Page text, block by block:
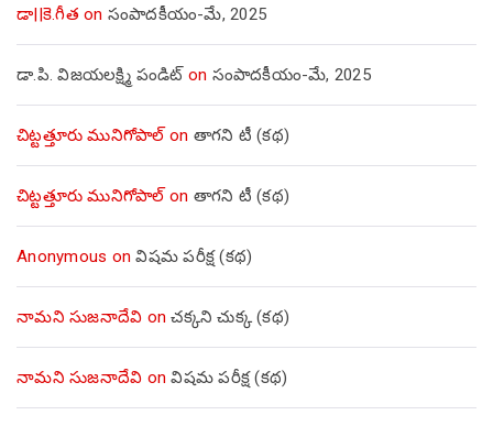
డా||కె.గీత on సంపాదకీయం-మే, 2025
డా.పి. విజయలక్ష్మి పండిట్ on సంపాదకీయం-మే, 2025
చిట్టత్తూరు మునిగోపాల్on తాగని టీ (కథ)
చిట్టత్తూరు మునిగోపాల్on తాగని టీ (కథ)
Anonymous onవిషమ పరీక్ష (క‌థ‌)
నామని సుజనాదేవి onచక్కని చుక్క (కథ)
నామని సుజనాదేవి onవిషమ పరీక్ష (క‌థ‌)